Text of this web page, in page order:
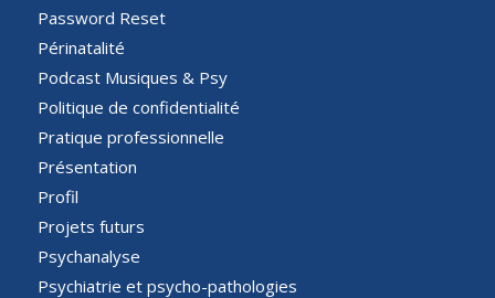
Password Reset
Périnatalité
Podcast Musiques & Psy
Politique de confidentialité
Pratique professionnelle
Présentation
Profil
Projets futurs
Psychanalyse
Psychiatrie et psycho-pathologies